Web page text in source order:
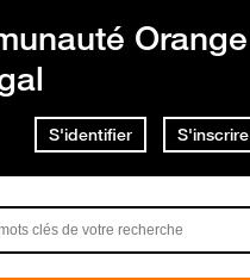
Orange
S'identifier S'inscrire